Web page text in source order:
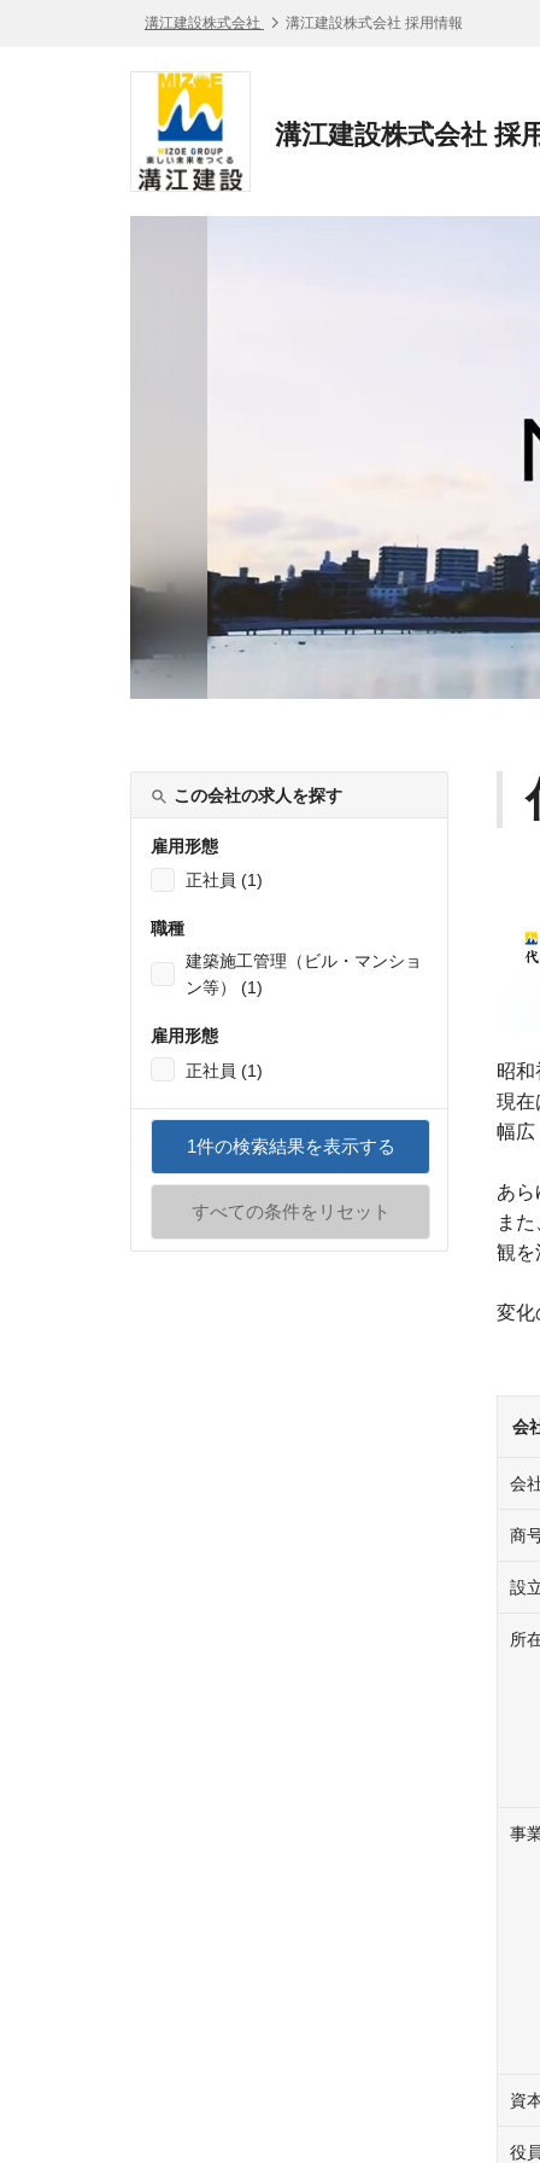
溝江建設株式会社 溝江建設株式会社 採用情報
溝江建設株式会社 採
この会社の求人を探す
雇用形態
正社員 (1)
職種
建築施工管理（ビル・マンショ
ン等） (1)
雇用形態
正社員 (1)
1件の検索結果を表示する
すべての条件をリセット
昭
現在
幅広
あ
ま
観を
変化
会
会
商
設
所
事
資
役